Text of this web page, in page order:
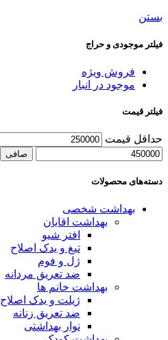
بستن
فیلتر موجودی و حراج
فروش ویژه
موجود در انبار
فیلتر قیمت
حداقل قیمت
صافی
دسته‌های محصولات
بهداشت شخصی
بهداشت اقایان
افتر شیو
تیغ و یدک اصلاح
ژل و فوم
ضد تعریق مردانه
بهداشت خانم ها
ژیلت و یدک اصلاح
ضد تعریق زنانه
نوار بهداشتی